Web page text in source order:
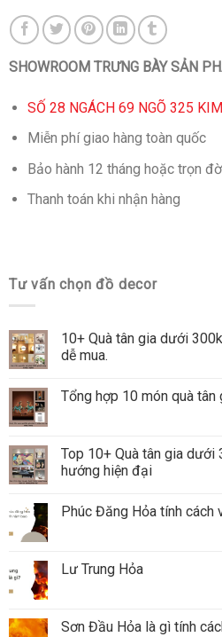
SHOWROOM TRƯNG BÀY SẢN
SỐ 28 NGÁCH 69 NGÕ 325
Miễn phí giao hàng toàn quốc
Bảo hành 12 tháng hoặc trọn
Thanh toán khi nhận hàng
Tư vấn chọn đồ decor
10+ Quà tân gia dưới
dễ mua.
Tổng hợp 10 món quà
Top 10+ Quà tân gia dưới
hướng hiện đại
Phúc Đăng Hỏa tính cách
Lư Trung Hỏa
Sơn Đầu Hỏa là gì tính